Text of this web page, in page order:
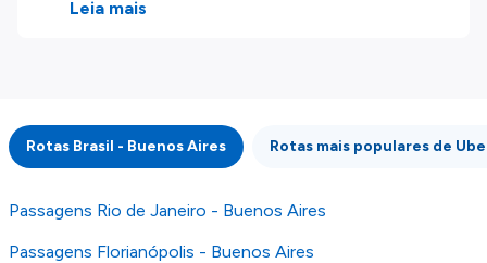
produtos disponíveis no nosso website são
integridade ou pela precisão da informação
publicada, por isso verifique com atenção todas
as condições no website do parceiro antes de
fazer uma reserva. Para mais detalhes verifique
os nossosTermos e Condições.
Leia mais
Rotas Brasil - Buenos Aires Rotas mais populares de
Passagens Rio de Janeiro - Buenos Aires
Passagens Florianópolis - Buenos Aires